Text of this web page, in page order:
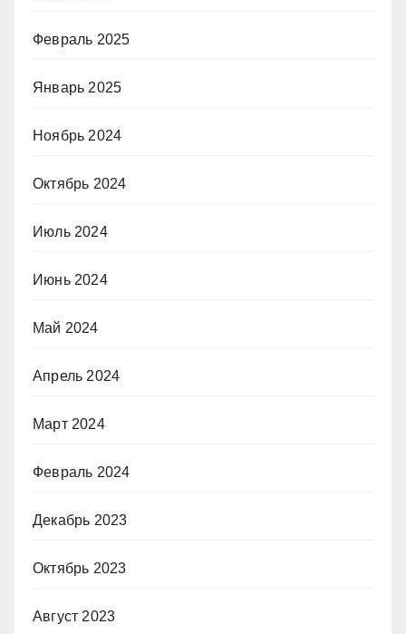
Февраль 2025
Январь 2025
Ноябрь 2024
Октябрь 2024
Июль 2024
Июнь 2024
Май 2024
Апрель 2024
Март 2024
Февраль 2024
Декабрь 2023
Октябрь 2023
Август 2023